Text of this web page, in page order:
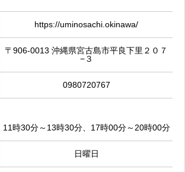
https://uminosachi.okinawa/
〒906-0013 沖縄県宮古島市平良下里２０７
−３
0980720767
11時30分～13時30分、17時00分～20時00分
日曜日